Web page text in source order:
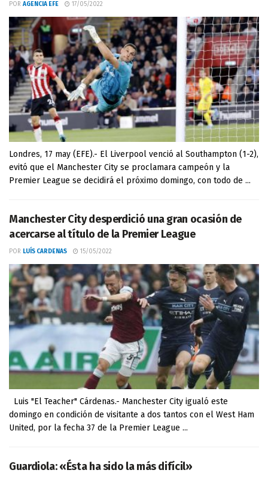
POR AGENCIA EFE 17/05/2022
Londres, 17 may (EFE).- El Liverpool venció al Southampton (1-2),
evitó que el Manchester City se proclamara campeón y la
Premier League se decidirá el próximo domingo, con todo de ...
Manchester City desperdició una gran ocasión de
acercarse al título de la Premier League
POR LUÍS CARDENAS 15/05/2022
Luis "El Teacher" Cárdenas.- Manchester City igualó este
domingo en condición de visitante a dos tantos con el West Ham
United, por la fecha 37 de la Premier League ...
Guardiola: «Ésta ha sido la más difícil»